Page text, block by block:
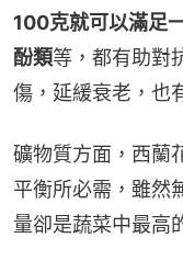
100克就可以滿足
酚類等，都有助對
傷，延緩衰老，也
礦物質方面，西蘭
平衡所必需，雖然
量卻是蔬菜中最高